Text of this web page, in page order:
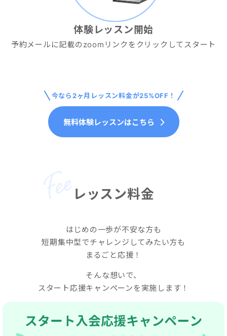
体験レッスン開始
予約メールに記載のzoomリンクをクリックしてスタート
今なら2ヶ月 レッスン料金が25%OFF！
無料体験レッスンはこちら
レッスン料金
はじめの一歩が不安な方も
短期集中型でチャレンジしてみたい方も
まるごと応援！
そんな想いで、
スタート応援キャンペーンを実施します！